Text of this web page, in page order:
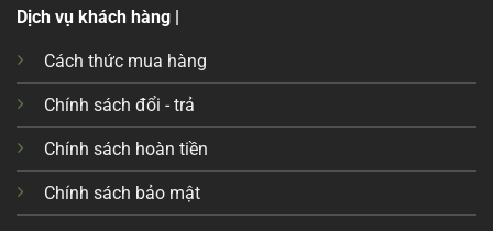
Dịch vụ khách hàng |
Cách thức mua hàng
Chính sách đổi - trả
Chính sách hoàn tiền
Chính sách bảo mật